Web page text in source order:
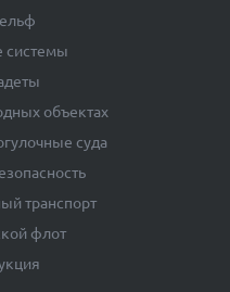
системы
объектах
суда
транспорт
флот